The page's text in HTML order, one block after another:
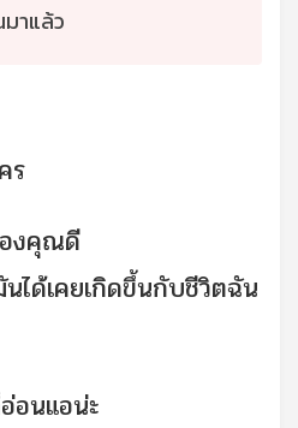
าแล้ว
ร
องคุณด
นได้เคยเกิดขึ้นกับชีวิตฉัน
อนแอน่ะ